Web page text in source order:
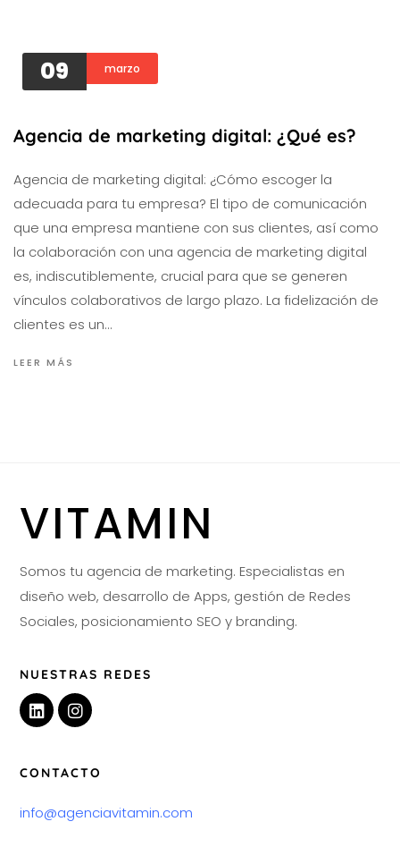
09 marzo
Agencia de marketing digital: ¿Qué es?
Agencia de marketing digital: ¿Cómo escoger la
adecuada para tu empresa? El tipo de comunicación
que una empresa mantiene con sus clientes, así como
la colaboración con una agencia de marketing digital
es, indiscutiblemente, crucial para que se generen
vínculos colaborativos de largo plazo. La fidelización de
clientes es un…
LEER MÁS
VITAMIN
Somos tu agencia de marketing. Especialistas en
diseño web, desarrollo de Apps, gestión de Redes
Sociales, posicionamiento SEO y branding.
NUESTRAS REDES
CONTACTO
info@agenciavitamin.com